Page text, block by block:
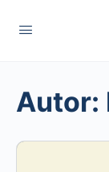
Autor: